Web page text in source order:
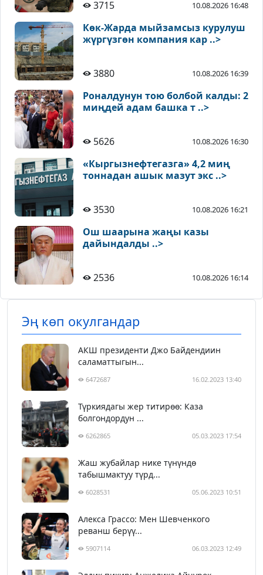
3715 10.08.2026 16:48
Көк-Жарда мыйзамсыз курулуш
жүргүзгөн компания кар ..>
3880 10.08.2026 16:39
Роналдунун тою болбой калды: 2
миңдей адам башка т ..>
5626 10.08.2026 16:30
«Кыргызнефтегазга» 4,2 миң
тоннадан ашык мазут экс ..>
3530 10.08.2026 16:21
Ош шаарына жаңы казы
дайындалды ..>
2536 10.08.2026 16:14
Эң көп окулгандар
АКШ президенти Джо Байдендиин
саламаттыгын...
6472687 16.02.2023 13:40
Түркиядагы жер титирөө: Каза
болгондордун ...
6262865 05.03.2023 17:54
Жаш жубайлар нике түнүндө
табышмактуу түрд...
6028531 05.06.2023 10:51
Алекса Грассо: Мен Шевченкого
реванш берүү...
5907114 06.03.2023 12:49